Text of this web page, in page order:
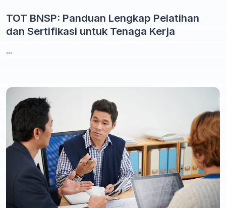
TOT BNSP: Panduan Lengkap Pelatihan
dan Sertifikasi untuk Tenaga Kerja
...